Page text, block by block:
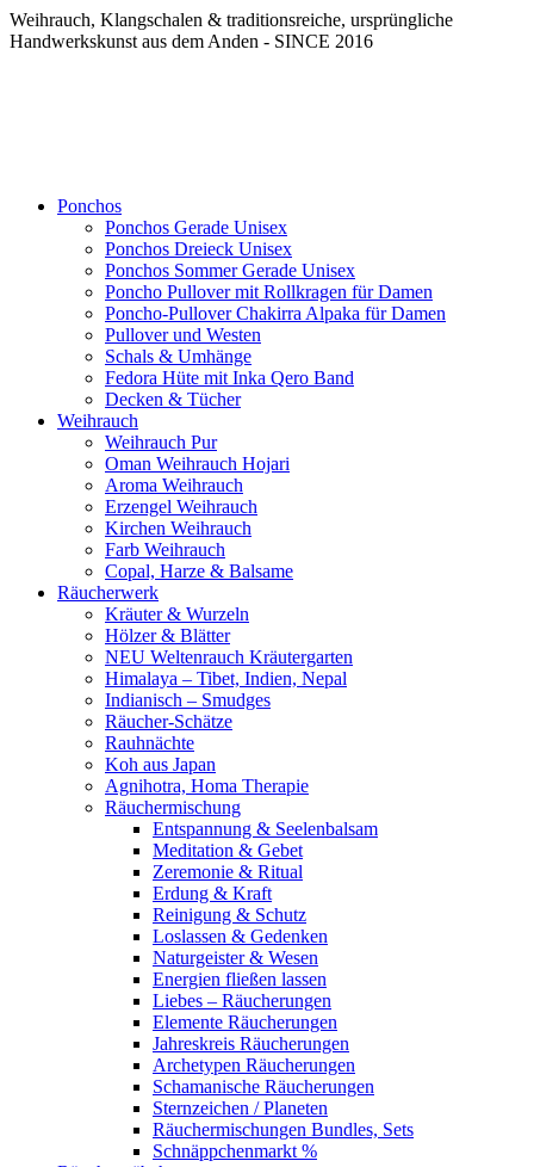
Weihrauch, Klangschalen & traditionsreiche, ursprüngliche
Handwerkskunst aus dem Anden - SINCE 2016
Ponchos
Ponchos Gerade Unisex
Ponchos Dreieck Unisex
Ponchos Sommer Gerade Unisex
Poncho Pullover mit Rollkragen für Damen
Poncho-Pullover Chakirra Alpaka für Damen
Pullover und Westen
Schals & Umhänge
Fedora Hüte mit Inka Qero Band
Decken & Tücher
Weihrauch
Weihrauch Pur
Oman Weihrauch Hojari
Aroma Weihrauch
Erzengel Weihrauch
Kirchen Weihrauch
Farb Weihrauch
Copal, Harze & Balsame
Räucherwerk
Kräuter & Wurzeln
Hölzer & Blätter
NEU Weltenrauch Kräutergarten
Himalaya – Tibet, Indien, Nepal
Indianisch – Smudges
Räucher-Schätze
Rauhnächte
Koh aus Japan
Agnihotra, Homa Therapie
Räuchermischung
Entspannung & Seelenbalsam
Meditation & Gebet
Zeremonie & Ritual
Erdung & Kraft
Reinigung & Schutz
Loslassen & Gedenken
Naturgeister & Wesen
Energien fließen lassen
Liebes – Räucherungen
Elemente Räucherungen
Jahreskreis Räucherungen
Archetypen Räucherungen
Schamanische Räucherungen
Sternzeichen / Planeten
Räuchermischungen Bundles, Sets
Schnäppchenmarkt %